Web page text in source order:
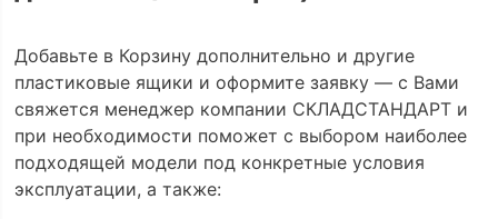
Добавьте в Корзину дополнительно и другие
пластиковые ящики и оформите заявку — с Вами
свяжется менеджер компании СКЛАДСТАНДАРТ и
при необходимости поможет с выбором наиболее
подходящей модели под конкретные условия
эксплуатации, а также: